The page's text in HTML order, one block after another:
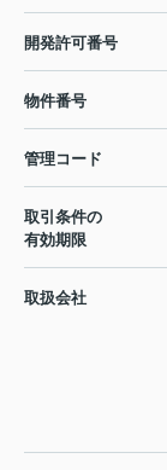
開発許可番号
物件番号
管理コード
取引条件の
有効期限
取扱会社